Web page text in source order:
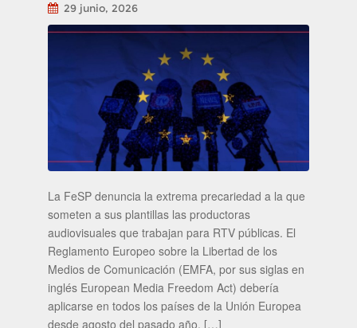
29 junio, 2026
La FeSP denuncia la extrema precariedad a la que
someten a sus plantillas las productoras
audiovisuales que trabajan para RTV públicas. El
Reglamento Europeo sobre la Libertad de los
Medios de Comunicación (EMFA, por sus siglas en
inglés European Media Freedom Act) debería
aplicarse en todos los países de la Unión Europea
desde agosto del pasado año. […]